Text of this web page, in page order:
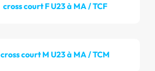
cross court F U23 à MA / TCF
cross court M U23 à MA / TCM